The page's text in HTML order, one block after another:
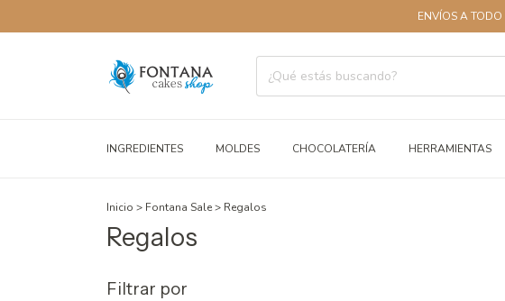
ENVÍOS A TODO EL PAÍS
INGREDIENTES MOLDES CHOCOLATERÍA HERRAMIENTAS
Inicio > Fontana Sale> Regalos
Regalos
Filtrar por